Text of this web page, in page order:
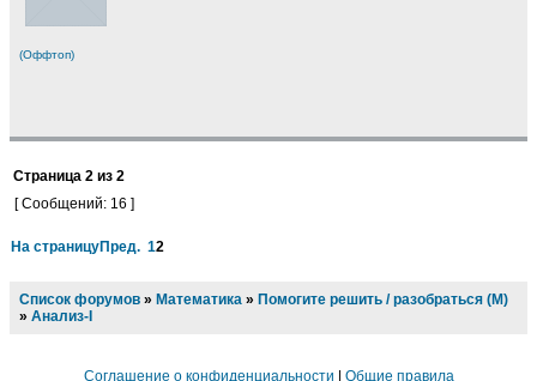
(Оффтоп)
Страница 2 из 2
[ Сообщений: 16 ]
На страницуПред. 12
Список форумов » Математика » Помогите решить / разобраться (М)
» Анализ-I
Соглашение о конфиденциальности Общие правила